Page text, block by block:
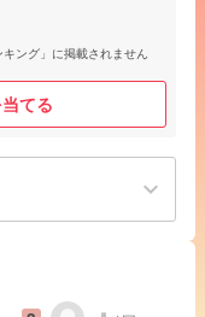
ング」に掲載されません
てる
keyboard_arrow_down